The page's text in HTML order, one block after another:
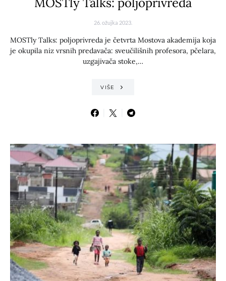
26. ožujka 2023.
MOSTly Talks: poljoprivreda je četvrta Mostova akademija koja
je okupila niz vrsnih predavača: sveučilišnih profesora, pčelara,
uzgajivača stoke,…
VIŠE